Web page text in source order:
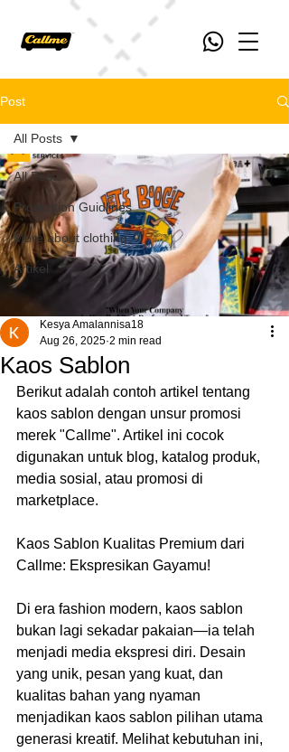
Post
All Posts
Production Guidlines
More about clothing
Artikel
All Posts
Kaos Sablon
Kesya Amalannisa18
Aug 26, 2025 2 min read
Berikut adalah contoh artikel tentang
kaos sablon dengan unsur promosi
merek "Callme". Artikel ini cocok
digunakan untuk blog, katalog produk,
media sosial, atau promosi di
marketplace.
Kaos Sablon Kualitas Premium dari
Callme: Ekspresikan Gayamu!
Di era fashion modern, kaos sablon
bukan lagi sekadar pakaian—ia telah
menjadi media ekspresi diri. Desain
yang unik, pesan yang kuat, dan
kualitas bahan yang nyaman
menjadikan kaos sablon pilihan utama
generasi kreatif. Melihat kebutuhan ini,